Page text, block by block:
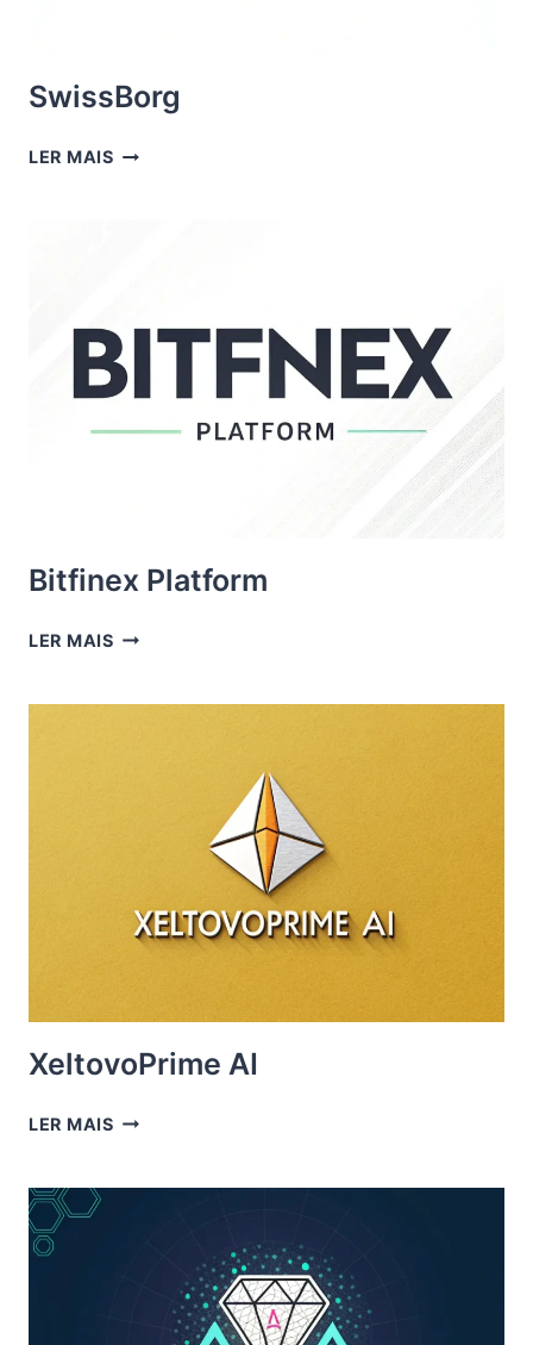
SwissBorg
LER MAISSWISSBORG
Bitfinex Platform
LER MAISBITFINEX
XeltovoPrime AI
LER MAISXELTOVOPRIME